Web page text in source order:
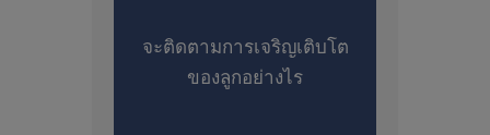
จะติดตามการเจริญเติบโต
ของลูกอย่างไร